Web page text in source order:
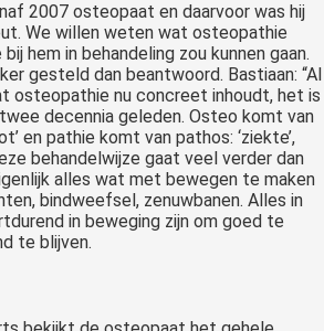
2007 osteopaat en daarvoor was hij
We willen weten wat osteopathie
hem in behandeling zou kunnen gaan.
gesteld dan beantwoord. Bastiaan: “Al
osteopathie nu concreet inhoudt, het is
decennia geleden. Osteo komt van
en pathie komt van pathos: ‘ziekte’,
behandelwijze gaat veel verder dan
alles wat met bewegen te maken
bindweefsel, zenuwbanen. Alles in
in beweging zijn om goed te
te blijven.